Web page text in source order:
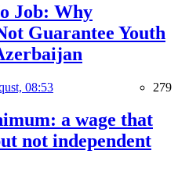
Job: Why
Guarantee Youth
08:53 279
a wage that
not independent